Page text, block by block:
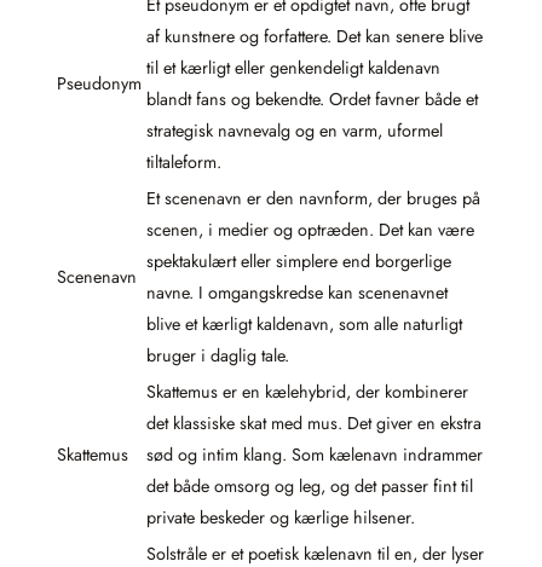
Pseudonym
af kunstnere og forfattere. Det kan senere blive
til et kærligt eller genkendeligt kaldenavn
blandt fans og bekendte. Ordet favner både et
strategisk navnevalg og en varm, uformel
tiltaleform.
Scenenavn
Et scenenavn er den navnform, der bruges på
scenen, i medier og optræden. Det kan være
spektakulært eller simplere end borgerlige
navne. I omgangskredse kan scenenavnet
blive et kærligt kaldenavn, som alle naturligt
bruger i daglig tale.
Skattemus
Skattemus er en kælehybrid, der kombinerer
det klassiske skat med mus. Det giver en ekstra
sød og intim klang. Som kælenavn indrammer
det både omsorg og leg, og det passer fint til
private beskeder og kærlige hilsener.
Solstråle er et poetisk kælenavn til en, der lyser